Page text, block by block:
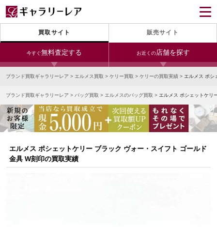
買取サイト 販売サイト
今すぐ無料査定する お近くの店舗を探す
24時間受付（対応時間10:00～19:00）
宅配買取を申し込む
無料の宅配キットをお届けします
今すぐ電話査定
受付時間 10:00～19:00
銀座本店 青山表参道店 新宿東口店
小田急新宿店 LAB東京 名古屋大須店
なんば店
ブランド買取ギャラリーレア > エルメス買取 > ケリー買取 > ケリーの買取実績 > エルメス ポシ
ブランド買取ギャラリーレア > バッグ買取 > エルメスのバッグ買取 > エルメス ポシェットケリ
エルメス ポシェットケリー ブラック ヴォー・スイフト ゴールド
金具 W刻印の買取実績